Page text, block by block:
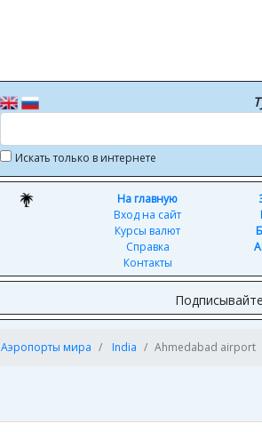
Искать только в интернете
На главную
Вход на сайт
Курсы валют
Справка
Контакты
Аэропорты мира India Ahmedabad airport